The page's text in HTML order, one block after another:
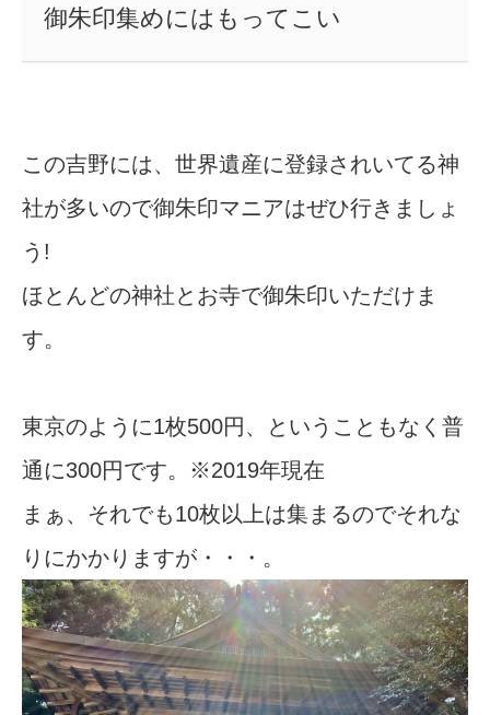
御朱印集めにはもってこい
この吉野には、世界遺産に登録されいてる神
社が多いので御朱印マニアはぜひ行きましょ
う!
ほとんどの神社とお寺で御朱印いただけま
す。
東京のように1枚500円、ということもなく普
通に300円です。※2019年現在
まぁ、それでも10枚以上は集まるのでそれな
りにかかりますが・・・。